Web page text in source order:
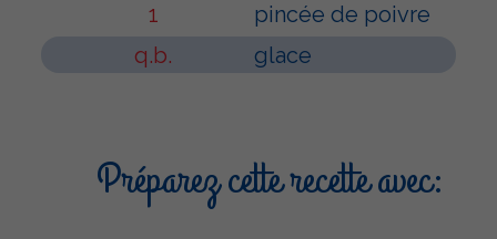
1
pincée de poivre
q.b.
glace
Préparez cette recette avec: